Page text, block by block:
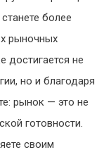
более
рыночных
достигается не
но и благодаря
рынок — это не
готовности.
своим